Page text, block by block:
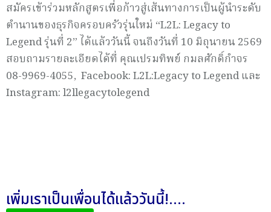
สมัครเข้าร่วมหลักสูตรเพื่อก้าวสู่เส้นทางการเป็นผู้นำระดับ
ตำนานของธุรกิจครอบครัวรุ่นใหม่ “L2L: Legacy to
Legend รุ่นที่ 2” ได้แล้ววันนี้ จนถึงวันที่ 10 มิถุนายน 2569
สอบถามรายละเอียดได้ที่ คุณเปรมทิพย์ กมลศักดิ์กำจร
08-9969-4055, Facebook: L2L:Legacy to Legend และ
Instagram: l2llegacytolegend
เพิ่มเราเป็นเพื่อนได้แล้ววันนี้!....